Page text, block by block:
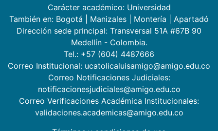
Carácter académico: Universidad
También en: Bogotá Manizales Montería
Apartadó
Dirección sede principal: Transversal 51A #67B 90
Medellín - Colombia.
Tel.: +57 (604) 4487666
Correo Institucional: ucatolicaluisamigo@amigo.edu.co
Correo Notificaciones Judiciales:
notificacionesjudiciales@amigo.edu.co
Correo Verificaciones Académica Institucionales:
validaciones.academicas@amigo.edu.co